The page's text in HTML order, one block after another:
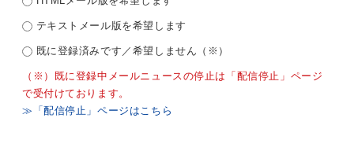
テキストメール版を希望します
既に登録済みです／希望しません（※）
（※）既に登録中メールニュースの停止は「配信停止」ページ
で受付けております。
≫「配信停止」ページはこちら